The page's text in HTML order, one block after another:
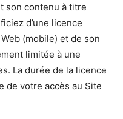
son contenu à titre
d’une licence
(mobile) et de son
limitée à une
La durée de la licence
de votre accès au Site